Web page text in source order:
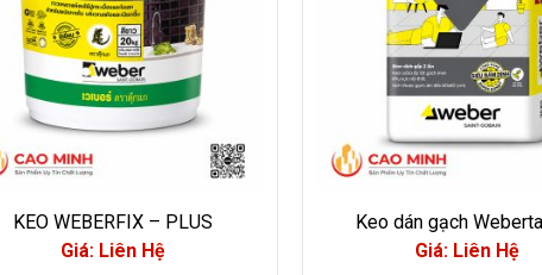
KEO WEBERFIX – PLUS
Giá: Liên Hệ
Keo dán gạch
Giá: Liên Hệ